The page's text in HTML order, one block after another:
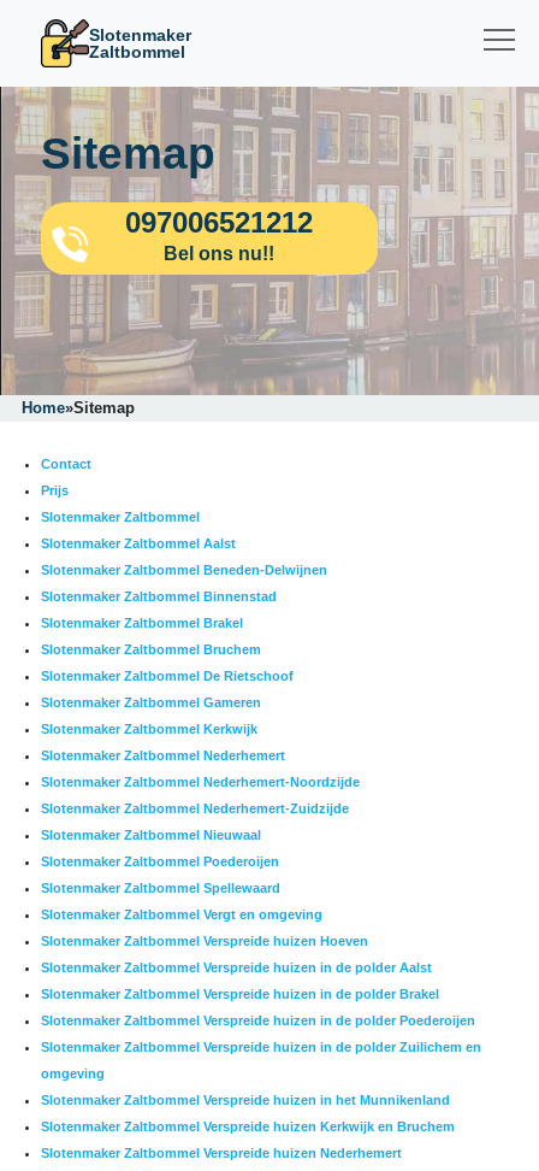
Slotenmaker
Zaltbommel
Sitemap
097006521212
Bel ons nu!!
Home»Sitemap
Contact
Prijs
Slotenmaker Zaltbommel
Slotenmaker Zaltbommel Aalst
Slotenmaker Zaltbommel Beneden-Delwijnen
Slotenmaker Zaltbommel Binnenstad
Slotenmaker Zaltbommel Brakel
Slotenmaker Zaltbommel Bruchem
Slotenmaker Zaltbommel De Rietschoof
Slotenmaker Zaltbommel Gameren
Slotenmaker Zaltbommel Kerkwijk
Slotenmaker Zaltbommel Nederhemert
Slotenmaker Zaltbommel Nederhemert-Noordzijde
Slotenmaker Zaltbommel Nederhemert-Zuidzijde
Slotenmaker Zaltbommel Nieuwaal
Slotenmaker Zaltbommel Poederoijen
Slotenmaker Zaltbommel Spellewaard
Slotenmaker Zaltbommel Vergt en omgeving
Slotenmaker Zaltbommel Verspreide huizen Hoeven
Slotenmaker Zaltbommel Verspreide huizen in de polder Aalst
Slotenmaker Zaltbommel Verspreide huizen in de polder Brakel
Slotenmaker Zaltbommel Verspreide huizen in de polder Poederoijen
Slotenmaker Zaltbommel Verspreide huizen in de polder Zuilichem en
omgeving
Slotenmaker Zaltbommel Verspreide huizen in het Munnikenland
Slotenmaker Zaltbommel Verspreide huizen Kerkwijk en Bruchem
Slotenmaker Zaltbommel Verspreide huizen Nederhemert